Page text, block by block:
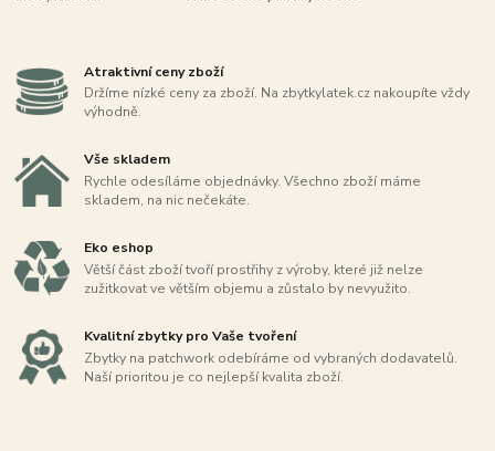
Atraktivní ceny zboží
Držíme nízké ceny za zboží. Na zbytkylatek.cz nakoupíte vždy
výhodně.
Vše skladem
Rychle odesíláme objednávky. Všechno zboží máme
skladem, na nic nečekáte.
Eko eshop
Větší část zboží tvoří prostřihy z výroby, které již nelze
zužitkovat ve větším objemu a zůstalo by nevyužito.
Kvalitní zbytky pro Vaše tvoření
Zbytky na patchwork odebíráme od vybraných dodavatelů.
Naší prioritou je co nejlepší kvalita zboží.